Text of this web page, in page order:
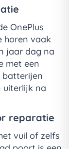
OnePlus
horen vaak
jaar dag na
met een
batterijen
uiterlijk na
reparatie
vuil of zelfs